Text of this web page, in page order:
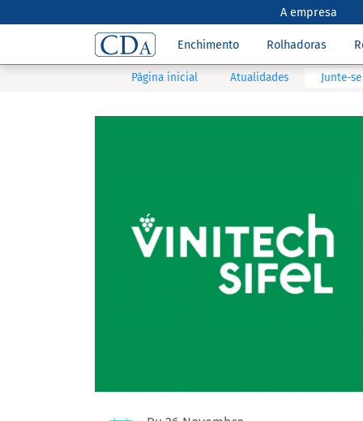
A empresa
Enchimento Rolhadoras
Página inicial Atualidades Junte-